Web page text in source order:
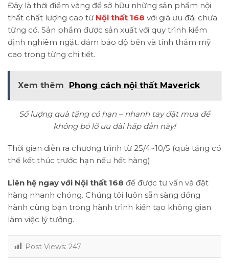
Đây là thời điểm vàng để sở hữu những sản phẩm nội
thất chất lượng cao từ Nội thất 168 với giá ưu đãi chưa
từng có. Sản phẩm được sản xuất với quy trình kiểm
định nghiêm ngặt, đảm bảo độ bền và tính thẩm mỹ
cao trong từng chi tiết.
Xem thêm Phong cách nội thất Maverick
Số lượng quà tặng có hạn – nhanh tay đặt mua để
không bỏ lỡ ưu đãi hấp dẫn này!
Thời gian diễn ra chương trình từ 25/4~10/5 (quà tặng có
thể kết thúc trước hạn nếu hết hàng)
Liên hệ ngay với Nội thất 168 để được tư vấn và đặt
hàng nhanh chóng. Chúng tôi luôn sẵn sàng đồng
hành cùng bạn trong hành trình kiến tạo không gian
làm việc lý tưởng.
Post Views: 247